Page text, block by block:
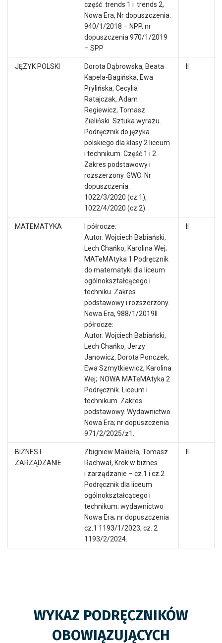
część trends 1 i trends 2,
Nowa Era, Nr dopuszczenia:
940/1/2018 – NPP, nr
dopuszczenia 970/1/2019
– SPP
JĘZYK POLSKI
Dorota Dąbrowska, Beata
Kapela-Bagińska, Ewa
Prylińska, Cecylia
Ratajczak, Adam
Regiewicz, Tomasz
Zieliński. Sztuka wyrazu.
Podręcznik do języka
polskiego dla klasy 2 liceum
i technikum. Część 1 i 2.
Zakres podstawowy i
rozszerzony. GWO. Nr
dopuszczenia:
1022/3/2020 (cz.1),
1022/4/2020 (cz.2).
MATEMATYKA
I półrocze:
Autor: Wojciech Babiański,
Lech Chańko, Karolina Wej;
MATeMAtyka 1 Podręcznik
do matematyki dla liceum
ogólnokształcącego i
techniku. Zakres
podstawowy i rozszerzony.
Nowa Era, 988/1/2019II
półrocze:
Autor: Wojciech Babiański,
Lech Chańko, Jerzy
Janowicz, Dorota Ponczek,
Ewa Szmytkiewicz, Karolina
Wej; NOWA MATeMAtyka 2
Podręcznik. Liceum i
technikum. Zakres
podstawowy. Wydawnictwo
Nowa Era; nr dopuszczenia
971/2/2025/z1.
BIZNES I
ZARZĄDZANIE
Zbigniew Makieła, Tomasz
Rachwał, Krok w biznes
i zarządzanie – cz.1 i cz.2
Podręcznik dla liceum
ogólnokształcącego i
technikum; wydawnictwo
Nowa Era; nr dopuszczenia
cz.1 1193/1/2023, cz. 2
1193/2/2024.
WYKAZ PODRĘCZNIKÓW
OBOWIĄZUJĄCYCH